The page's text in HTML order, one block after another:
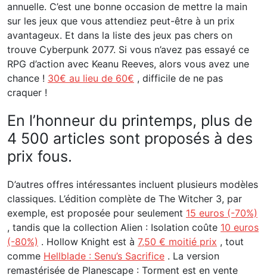
annuelle. C’est une bonne occasion de mettre la main
sur les jeux que vous attendiez peut-être à un prix
avantageux. Et dans la liste des jeux pas chers on
trouve Cyberpunk 2077. Si vous n’avez pas essayé ce
RPG d’action avec Keanu Reeves, alors vous avez une
chance ! 30€ au lieu de 60€ , difficile de ne pas
craquer !
En l’honneur du printemps, plus de
4 500 articles sont proposés à des
prix fous.
D’autres offres intéressantes incluent plusieurs modèles
classiques. L’édition complète de The Witcher 3, par
exemple, est proposée pour seulement 15 euros (-70%)
, tandis que la collection Alien : Isolation coûte 10 euros
(-80%) . Hollow Knight est à 7,50 € moitié prix , tout
comme Hellblade : Senu’s Sacrifice . La version
remastérisée de Planescape : Torment est en vente